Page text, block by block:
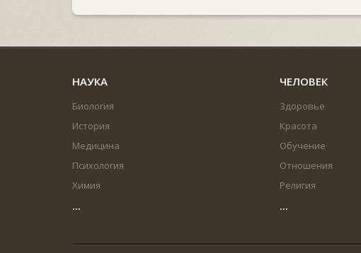
НАУКА
Биология
История
Медицина
Психология
Химия
...
ЧЕЛОВЕК
Здоровье
Красота
Обучение
Отношения
Религия
...